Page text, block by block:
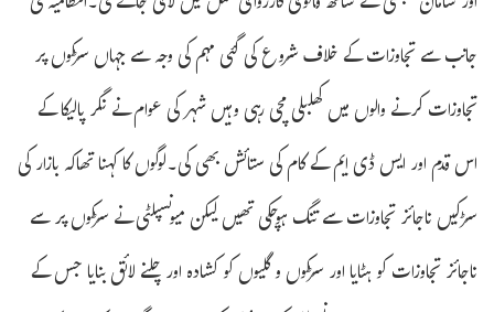
جانب سے تجاوزات کے خلاف شروع کی گئی مہم کی وجہ سے جہاں سڑکوں پر
تجاوزات کرنے والوں میں کھلبلی مچی رہی وہیں شہر کی عوام نے نگر پالیکا کے
اس قدم اور ایس ڈی ایم کے کام کی ستائش بھی کی۔لوگوں کا کہنا تھاکہ بازار کی
سڑکیں ناجائز تجاوزات سے تنگ ہوچکی تھیں لیکن میونسپلٹی نے سڑکوں پر سے
ناجائز تجاوزات کو ہٹایا اور سڑکوں و گلیوں کو کشادہ اور چلنے لائق بنایا جس کے